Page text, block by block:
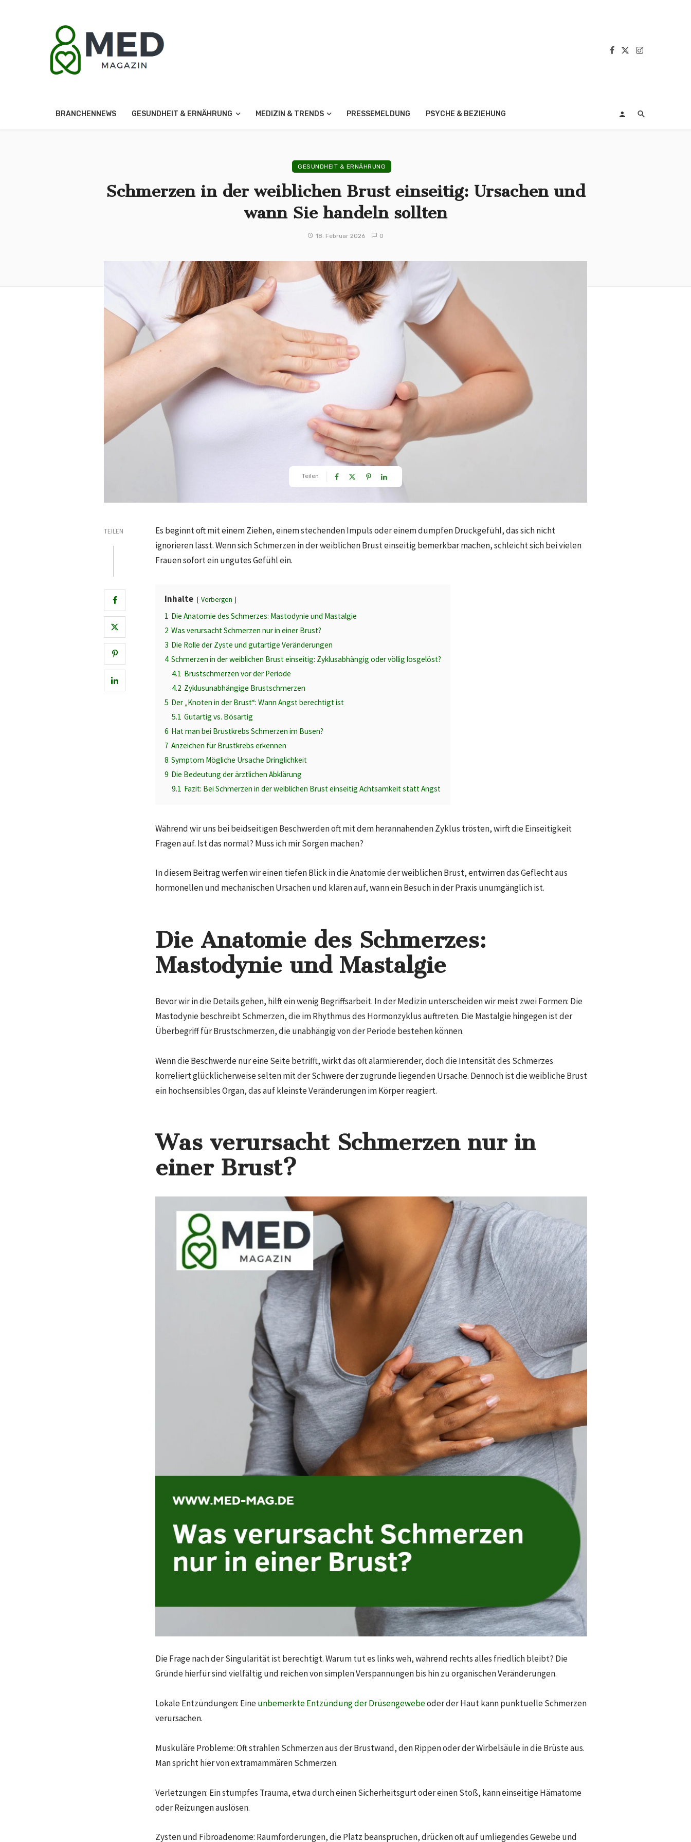
BRANCHENNEWS GESUNDHEIT & ERNÄHRUNG MEDIZIN & TRENDS PRESSEMELDUNG PSYCHE & BEZIEHUNG
GESUNDHEIT & ERNÄHRUNG
Schmerzen in der weiblichen Brust einseitig: Ursachen und
wann Sie handeln sollten
18. Februar 2026 0
Teilen
TEILEN
Es beginnt oft mit einem Ziehen, einem stechenden Impuls oder einem dumpfen Druckgefühl, das sich nicht
ignorieren lässt. Wenn sich Schmerzen in der weiblichen Brust einseitig bemerkbar machen, schleicht sich bei vielen
Frauen sofort ein ungutes Gefühl ein.
Inhalte Verbergen
1 Die Anatomie des Schmerzes: Mastodynie und Mastalgie
2 Was verursacht Schmerzen nur in einer Brust?
3 Die Rolle der Zyste und gutartige Veränderungen
4 Schmerzen in der weiblichen Brust einseitig: Zyklusabhängig oder völlig losgelöst?
4.1 Brustschmerzen vor der Periode
4.2 Zyklusunabhängige Brustschmerzen
5 Der „Knoten in der Brust“: Wann Angst berechtigt ist
5.1 Gutartig vs. Bösartig
6 Hat man bei Brustkrebs Schmerzen im Busen?
7 Anzeichen für Brustkrebs erkennen
8 Symptom Mögliche Ursache Dringlichkeit
9 Die Bedeutung der ärztlichen Abklärung
9.1 Fazit: Bei Schmerzen in der weiblichen Brust einseitig Achtsamkeit statt Angst
Während wir uns bei beidseitigen Beschwerden oft mit dem herannahenden Zyklus trösten, wirft die Einseitigkeit
Fragen auf. Ist das normal? Muss ich mir Sorgen machen?
In diesem Beitrag werfen wir einen tiefen Blick in die Anatomie der weiblichen Brust, entwirren das Geflecht aus
hormonellen und mechanischen Ursachen und klären auf, wann ein Besuch in der Praxis unumgänglich ist.
Die Anatomie des Schmerzes:
Mastodynie und Mastalgie
Bevor wir in die Details gehen, hilft ein wenig Begriffsarbeit. In der Medizin unterscheiden wir meist zwei Formen: Die
Mastodynie beschreibt Schmerzen, die im Rhythmus des Hormonzyklus auftreten. Die Mastalgie hingegen ist der
Überbegriff für Brustschmerzen, die unabhängig von der Periode bestehen können.
Wenn die Beschwerde nur eine Seite betrifft, wirkt das oft alarmierender, doch die Intensität des Schmerzes
korreliert glücklicherweise selten mit der Schwere der zugrunde liegenden Ursache. Dennoch ist die weibliche Brust
ein hochsensibles Organ, das auf kleinste Veränderungen im Körper reagiert.
Was verursacht Schmerzen nur in
einer Brust?
Die Frage nach der Singularität ist berechtigt. Warum tut es links weh, während rechts alles friedlich bleibt? Die
Gründe hierfür sind vielfältig und reichen von simplen Verspannungen bis hin zu organischen Veränderungen.
Lokale Entzündungen: Eineunbemerkte Entzündung der Drüsengewebeoder der Haut kann punktuelle Schmerzen
verursachen.
Muskuläre Probleme: Oft strahlen Schmerzen aus der Brustwand, den Rippen oder der Wirbelsäule in die Brüste aus.
Man spricht hier von extramammären Schmerzen.
Verletzungen: Ein stumpfes Trauma, etwa durch einen Sicherheitsgurt oder einen Stoß, kann einseitige Hämatome
oder Reizungen auslösen.
Zysten und Fibroadenome: Raumforderungen, die Platz beanspruchen, drücken oft auf umliegendes Gewebe und